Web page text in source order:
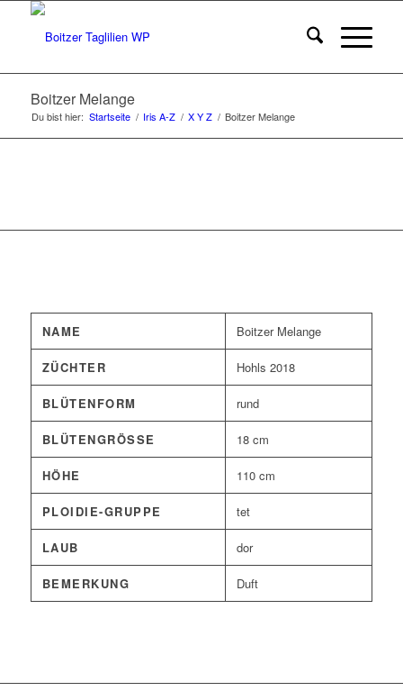
Boitzer Melange
Du bist hier: Startseite / Iris A-Z / X Y Z / Boitzer Melange
NAME Boitzer Melange
ZÜCHTER Hohls 2018
BLÜTENFORM rund
BLÜTENGRÖSSE 18 cm
HÖHE 110 cm
PLOIDIE-GRUPPE tet
LAUB dor
BEMERKUNG Duft